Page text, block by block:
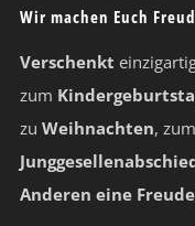
Wir machen Euch
Verschenkt
zum
zu Weihnachten, zum
Anderen eine